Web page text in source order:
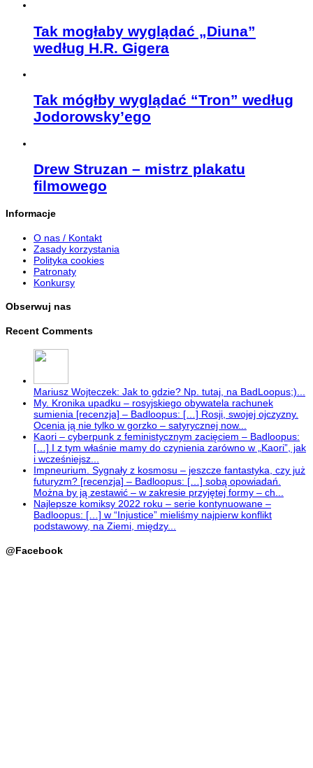
Tak mogłaby wyglądać „Diuna”
według H.R. Gigera
Tak mógłby wyglądać “Tron” według
Jodorowsky’ego
Drew Struzan – mistrz plakatu
filmowego
Informacje
O nas / Kontakt
Zasady korzystania
Polityka cookies
Patronaty
Konkursy
Obserwuj nas
Recent Comments
Mariusz Wojteczek: Jak to gdzie? Np. tutaj, na BadLoopus;)...
My. Kronika upadku – rosyjskiego obywatela rachunek
sumienia [recenzja] – Badloopus: […] Rosji, swojej ojczyzny.
Ocenia ją nie tylko w gorzko – satyrycznej now...
Kaori – cyberpunk z feministycznym zacięciem – Badloopus:
[…] I z tym właśnie mamy do czynienia zarówno w „Kaori”, jak
i wcześniejsz...
Impneurium. Sygnały z kosmosu – jeszcze fantastyka, czy już
futuryzm? [recenzja] – Badloopus: […] sobą opowiadań.
Można by ją zestawić – w zakresie przyjętej formy – ch...
Najlepsze komiksy 2022 roku – serie kontynuowane –
Badloopus: […] w “Injustice” mieliśmy najpierw konflikt
podstawowy, na Ziemi, między...
@Facebook